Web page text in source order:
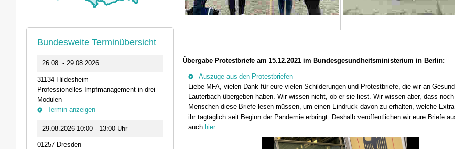
Übergabe Protestbriefe am 15.12.2021 im Bundesgesundheitsministerium in Berlin:
Auszüge aus den Protestbriefen
Liebe MFA, vielen Dank für eure vielen Schilderungen und Protestbriefe, die wir an
Lauterbach übergeben haben. Wir wissen nicht, ob er sie liest. Wir wissen aber, dass
Menschen diese Briefe lesen müssen, um einen Eindruck davon zu erhalten, welche
ihr tagtäglich seit Beginn der Pandemie erbringt. Deshalb veröffentlichen wir eure Briefe
auch hier:
Bundesweite Terminübersicht
26.08. - 29.08.2026
31134 Hildesheim
Professionelles Impfmanagement in drei
Modulen
Termin anzeigen
29.08.2026 10:00 - 13:00 Uhr
01257 Dresden
11.09.2026 19:00 Uhr
46562 Voerde
Stammtisch der Bezirksstelle Kleve/Wesel
Termin anzeigen
23.09.2026 15:00 - 16:30 Uhr
IQN: Neue Impulse für den Praxisalltag:
16.10. 12:00 Uhr - 17.10.2026 15:30
70629 Stuttgart
infotage FACHDENTAL Stuttgart
Termin anzeigen
12057 Berlin